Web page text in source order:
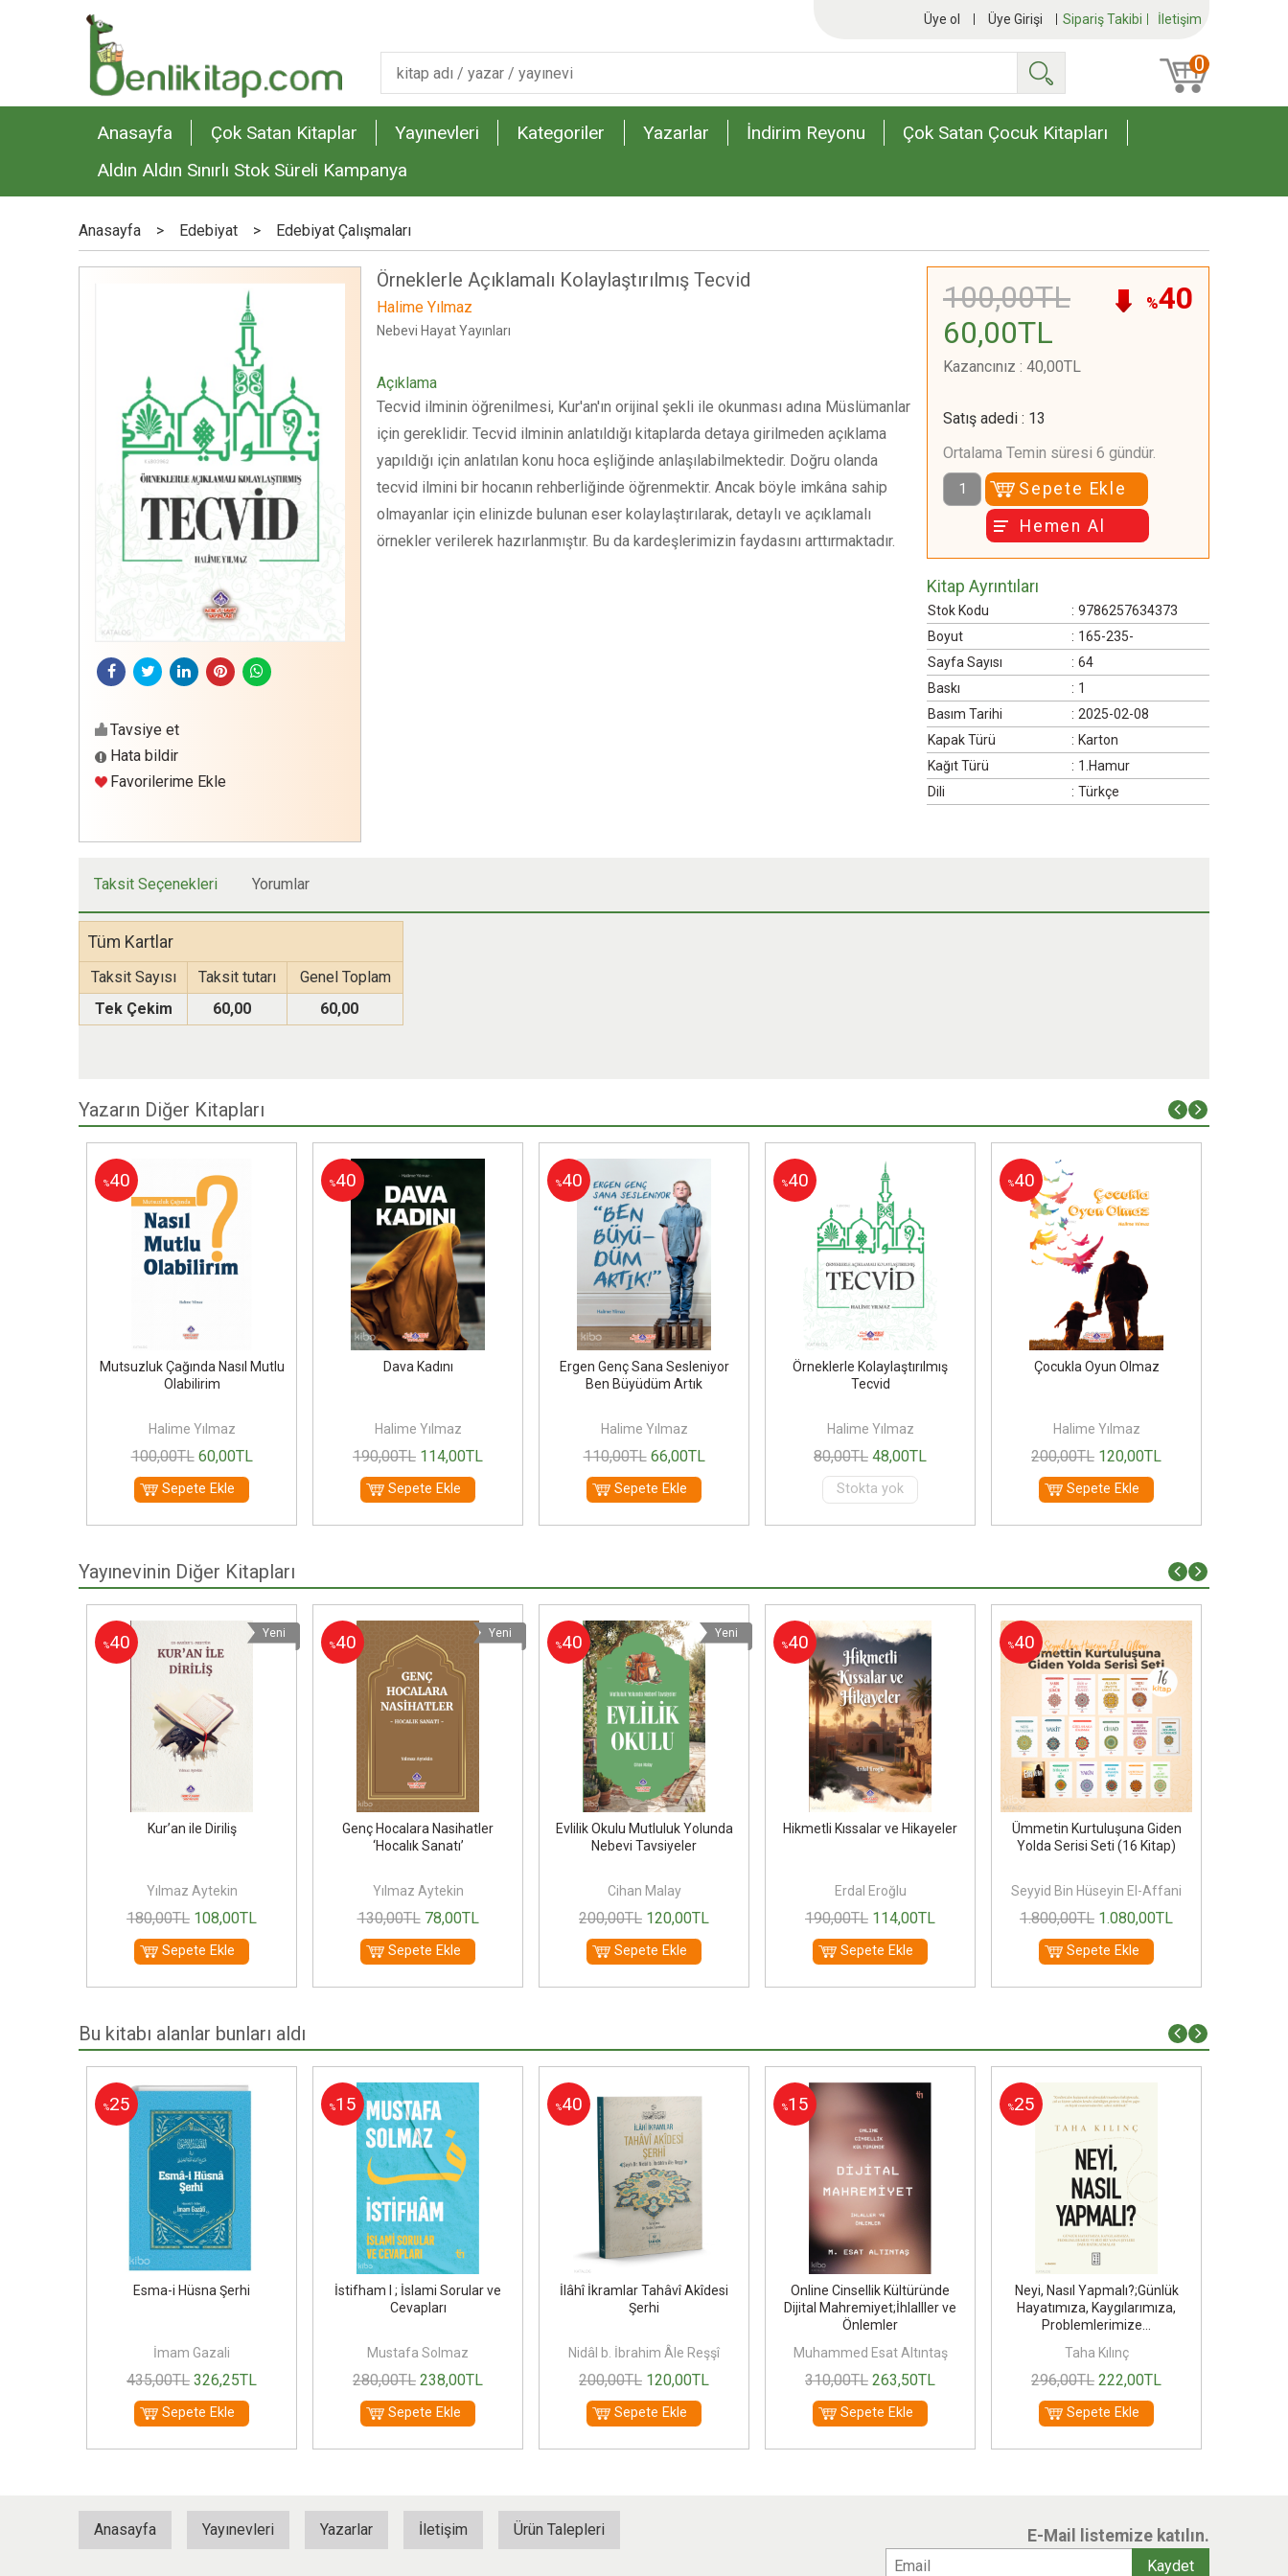
Sipariş Takibi İletişim
Üye ol Üye Girişi
0
Anasayfa Çok Satan Kitaplar Yayınevleri Kategoriler Yazarlar İndirim Reyonu
Çok Satan Çocuk Kitapları
Aldın Aldın Sınırlı Stok Süreli Kampanya
Anasayfa > Edebiyat > Edebiyat Çalışmaları
Tavsiye et
Hata bildir
Favorilerime Ekle
Örneklerle Açıklamalı Kolaylaştırılmış Tecvid
Halime Yılmaz
Nebevi Hayat Yayınları
Açıklama
Tecvid ilminin öğrenilmesi, Kur'an'ın orijinal şekli ile okunması adına Müslümanlar
için gereklidir. Tecvid ilminin anlatıldığı kitaplarda detaya girilmeden açıklama
yapıldığı için anlatılan konu hoca eşliğinde anlaşılabilmektedir. Doğru olanda
tecvid ilmini bir hocanın rehberliğinde öğrenmektir. Ancak böyle imkâna sahip
olmayanlar için elinizde bulunan eser kolaylaştırılarak, detaylı ve açıklamalı
örnekler verilerek hazırlanmıştır. Bu da kardeşlerimizin faydasını arttırmaktadır.
%40
100,00TL
60,00TL
Kazancınız : 40,00TL
Satış adedi : 13
Ortalama Temin süresi 6 gündür.
Sepete Ekle
Hemen Al
Kitap Ayrıntıları
Stok Kodu : 9786257634373
Boyut
: 165-235-
Sayfa Sayısı
: 64
Baskı
: 1
Basım Tarihi
: 2025-02-08
Kapak Türü
: Karton
Kağıt Türü
: 1.Hamur
Dili
: Türkçe
Taksit Seçenekleri Yorumlar
Tüm Kartlar
Taksit Sayısı Taksit tutarı
Genel Toplam
Tek Çekim
60,00 60,00
Yazarın Diğer Kitapları
%40
Mutsuzluk Çağında Nasıl Mutlu
Olabilirim
Halime Yılmaz
100,00TL 60,00TL
Sepete Ekle
%40
Dava Kadını
Halime Yılmaz
190,00TL 114,00TL
Sepete Ekle
%40
Ergen Genç Sana Sesleniyor
Ben Büyüdüm Artık
Halime Yılmaz
110,00TL 66,00TL
Sepete Ekle
%40
Örneklerle Kolaylaştırılmış
Tecvid
Halime Yılmaz
80,00TL 48,00TL
Stokta yok
%40
Çocukla Oyun Olmaz
Halime Yılmaz
200,00TL 120,00TL
Sepete Ekle
Yayınevinin Diğer Kitapları
%40 Yeni
Kur’an ile Diriliş
Yılmaz Aytekin
180,00TL 108,00TL
Sepete Ekle
%40 Yeni
Genç Hocalara Nasihatler
‘Hocalık Sanatı’
Yılmaz Aytekin
130,00TL 78,00TL
Sepete Ekle
%40 Yeni
Evlilik Okulu Mutluluk Yolunda
Nebevi Tavsiyeler
Cihan Malay
200,00TL 120,00TL
Sepete Ekle
%40
Hikmetli Kıssalar ve Hikayeler
Erdal Eroğlu
190,00TL 114,00TL
Sepete Ekle
%40
Ümmetin Kurtuluşuna Giden
Yolda Serisi Seti (16 Kitap)
Seyyid Bin Hüseyin El-Affani
1.800,00TL 1.080,00TL
Sepete Ekle
Bu kitabı alanlar bunları aldı
%25
Esma-i Hüsna Şerhi
İmam Gazali
435,00TL 326,25TL
Sepete Ekle
%15
İstifham I ; İslami Sorular ve
Cevapları
Mustafa Solmaz
280,00TL 238,00TL
Sepete Ekle
%40
İlâhî İkramlar Tahâvî Akîdesi
Şerhi
Nidâl b. İbrahim Âle Reşşî
200,00TL 120,00TL
Sepete Ekle
%15
Online Cinsellik Kültüründe
Dijital Mahremiyet;İhlalller ve
Önlemler
Muhammed Esat Altıntaş
310,00TL 263,50TL
Sepete Ekle
%25
Neyi, Nasıl Yapmalı?;Günlük
Hayatımıza, Kaygılarımıza,
Problemlerimize...
Taha Kılınç
296,00TL 222,00TL
Sepete Ekle
Anasayfa Yayınevleri Yazarlar İletişim Ürün Talepleri E-Mail listemize katılın.